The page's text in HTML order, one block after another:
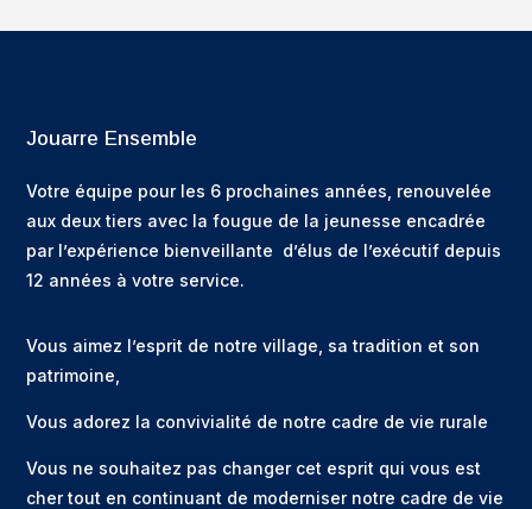
Jouarre Ensemble
Votre équipe pour les 6 prochaines années, renouvelée
aux deux tiers avec la fougue de la jeunesse encadrée
par l’expérience bienveillante d’élus de l’exécutif depuis
12 années à votre service.
Vous aimez l’esprit de notre village, sa tradition et son
patrimoine,
Vous adorez la convivialité de notre cadre de vie rurale
Vous ne souhaitez pas changer cet esprit qui vous est
cher tout en continuant de moderniser notre cadre de vie